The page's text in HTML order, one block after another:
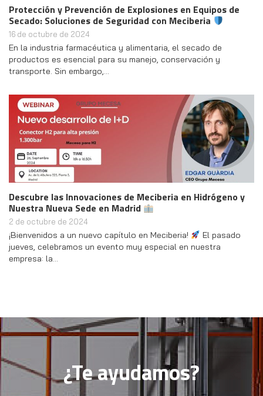
Protección y Prevención de Explosiones en Equipos de
Secado: Soluciones de Seguridad con Meciberia
16 de octubre de 2024
En la industria farmacéutica y alimentaria, el secado de
productos es esencial para su manejo, conservación y
transporte. Sin embargo,…
Descubre las Innovaciones de Meciberia en Hidrógeno y
Nuestra Nueva Sede en Madrid
2 de octubre de 2024
¡Bienvenidos a un nuevo capítulo en Meciberia!
El pasado
jueves, celebramos un evento muy especial en nuestra
empresa: la…
¿Te ayudamos?